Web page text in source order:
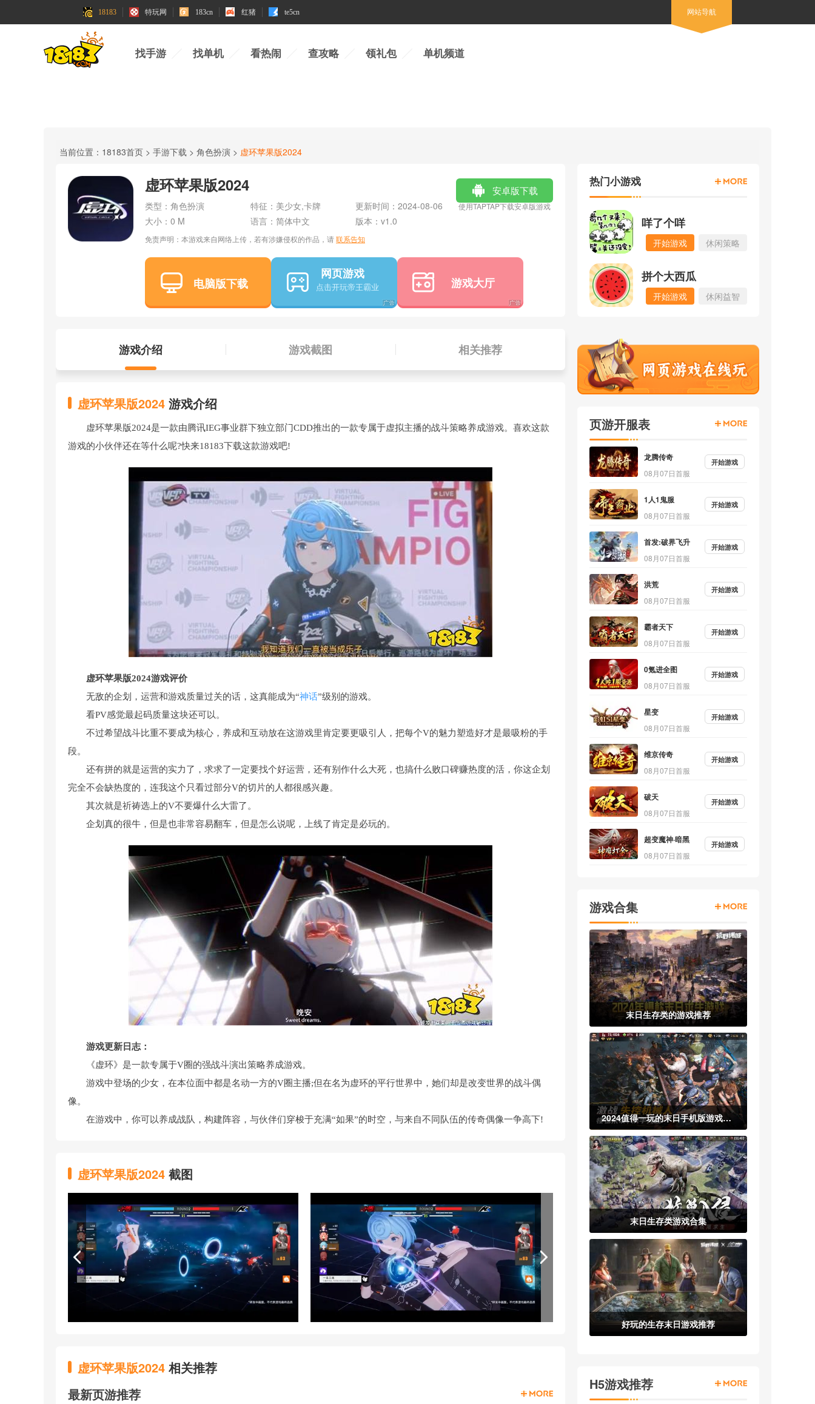
18183 特玩网 183cn 红猪 te5cn 网站导航
找手游 找单机 看热闹 查攻略 领礼包 单机频道
当前位置： 18183首页 > 手游下载 > 角色扮演 > 虚环苹果版2024
虚环苹果版2024 安卓版下载
使用TAPTAP下载安卓版游戏
类型： 角色扮演 特征： 美少女,卡牌 更新时间： 2024-08-06
大小： 0 M 语言： 简体中文 版本： v1.0
免责声明：本游戏来自网络上传，若有涉嫌侵权的作品，请联系告知
电脑版下载
网页游戏
游戏大厅
热门小游戏
咩了个咩
开始游戏 休闲策略
拼个大西瓜
开始游戏 休闲益智
游戏介绍 游戏截图 相关推荐
虚环苹果版2024 游戏介绍
虚环苹果版2024是一款由腾讯IEG事业群下独立部门CDD推出的一款专属于虚拟主播的战斗策略养成游戏。喜欢这款
游戏的小伙伴还在等什么呢?快来18183下载这款游戏吧!
虚环苹果版2024游戏评价
无敌的企划，运营和游戏质量过关的话，这真能成为“神话”级别的游戏。
看PV感觉最起码质量这块还可以。
不过希望战斗比重不要成为核心，养成和互动放在这游戏里肯定要更吸引人，把每个V的魅力塑造好才是最吸粉的手
段。
还有拼的就是运营的实力了，求求了一定要找个好运营，还有别作什么大死，也搞什么败口碑赚热度的活，你这企划
完全不会缺热度的，连我这个只看过部分V的切片的人都很感兴趣。
其次就是祈祷选上的V不要爆什么大雷了。
企划真的很牛，但是也非常容易翻车，但是怎么说呢，上线了肯定是必玩的。
游戏更新日志：
《虚环》是一款专属于V圈的强战斗演出策略养成游戏。
游戏中登场的少女，在本位面中都是名动一方的V圈主播;但在名为虚环的平行世界中，她们却是改变世界的战斗偶
像。
在游戏中，你可以养成战队，构建阵容，与伙伴们穿梭于充满“如果”的时空，与来自不同队伍的传奇偶像一争高下!
虚环苹果版2024 截图
虚环苹果版2024 相关推荐
最新页游推荐
页游开服表
龙腾传奇
08月07日首服
开始游戏
1人1鬼服
08月07日首服
开始游戏
首发:破界飞升
08月07日首服
开始游戏
洪荒
08月07日首服
开始游戏
霸者天下
08月07日首服
开始游戏
0氪进全图
08月07日首服
开始游戏
星变
08月07日首服
开始游戏
维京传奇
08月07日首服
开始游戏
破天
08月07日首服
开始游戏
超变魔神·暗黑
08月07日首服
开始游戏
游戏合集
末日生存类的游戏推荐
2024值得一玩的末日手机版游戏合集
末日生存类游戏合集
好玩的生存末日游戏推荐
H5游戏推荐